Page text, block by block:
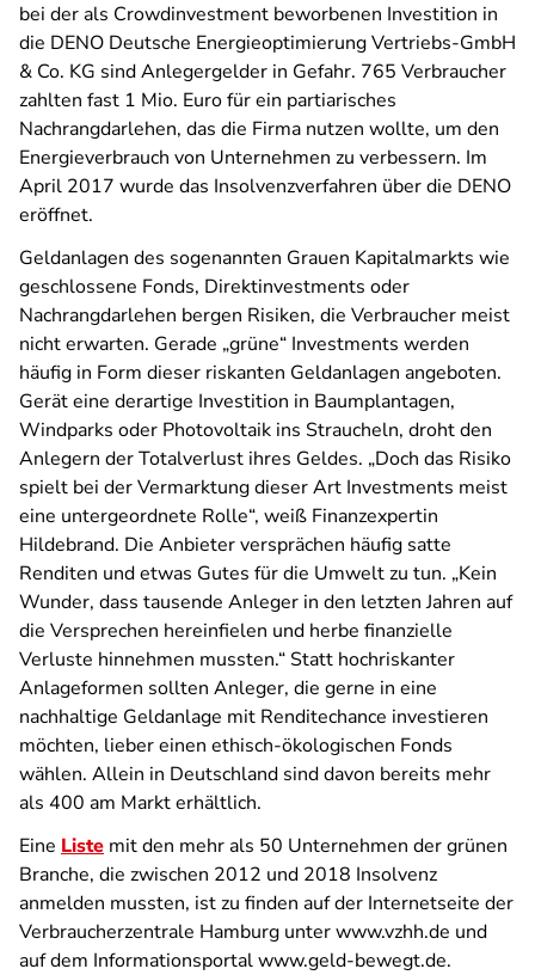
bei der als Crowdinvestment beworbenen Investition in
die DENO Deutsche Energieoptimierung Vertriebs-GmbH
& Co. KG sind Anlegergelder in Gefahr. 765 Verbraucher
zahlten fast 1 Mio. Euro für ein partiarisches
Nachrangdarlehen, das die Firma nutzen wollte, um den
Energieverbrauch von Unternehmen zu verbessern. Im
April 2017 wurde das Insolvenzverfahren über die DENO
eröffnet.
Geldanlagen des sogenannten Grauen Kapitalmarkts wie
geschlossene Fonds, Direktinvestments oder
Nachrangdarlehen bergen Risiken, die Verbraucher meist
nicht erwarten. Gerade „grüne“ Investments werden
häufig in Form dieser riskanten Geldanlagen angeboten.
Gerät eine derartige Investition in Baumplantagen,
Windparks oder Photovoltaik ins Straucheln, droht den
Anlegern der Totalverlust ihres Geldes. „Doch das Risiko
spielt bei der Vermarktung dieser Art Investments meist
eine untergeordnete Rolle“, weiß Finanzexpertin
Hildebrand. Die Anbieter versprächen häufig satte
Renditen und etwas Gutes für die Umwelt zu tun. „Kein
Wunder, dass tausende Anleger in den letzten Jahren auf
die Versprechen hereinfielen und herbe finanzielle
Verluste hinnehmen mussten.“ Statt hochriskanter
Anlageformen sollten Anleger, die gerne in eine
nachhaltige Geldanlage mit Renditechance investieren
möchten, lieber einen ethisch-ökologischen Fonds
wählen. Allein in Deutschland sind davon bereits mehr
als 400 am Markt erhältlich.
Eine Liste mit den mehr als 50 Unternehmen der grünen
Branche, die zwischen 2012 und 2018 Insolvenz
anmelden mussten, ist zu finden auf der Internetseite der
Verbraucherzentrale Hamburg unter www.vzhh.de und
auf dem Informationsportal www.geld-bewegt.de.